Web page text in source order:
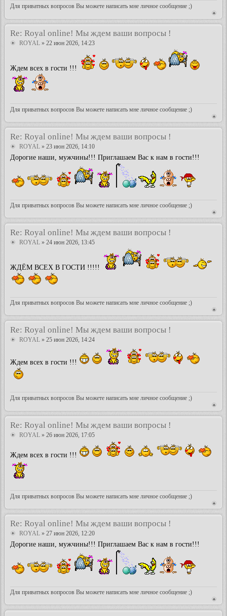
Для приватных вопросов Вы можете написать мне личное сообщение ;)
Re: Royal online! Мы ждем ваши вопросы !
ROYAL » 22 июн 2026, 14:23
Ждем всех в гости !!!
Для приватных вопросов Вы можете написать мне личное сообщение ;)
Re: Royal online! Мы ждем ваши вопросы !
ROYAL » 23 июн 2026, 14:10
Дорогие наши, мужчины!!! Приглашаем Вас к нам в гости!!!
Для приватных вопросов Вы можете написать мне личное сообщение ;)
Re: Royal online! Мы ждем ваши вопросы !
ROYAL » 24 июн 2026, 13:45
ЖДЁМ ВСЕХ В ГОСТИ !!!!!
Для приватных вопросов Вы можете написать мне личное сообщение ;)
Re: Royal online! Мы ждем ваши вопросы !
ROYAL » 25 июн 2026, 14:24
Ждем всех в гости !!!
Для приватных вопросов Вы можете написать мне личное сообщение ;)
Re: Royal online! Мы ждем ваши вопросы !
ROYAL » 26 июн 2026, 17:05
Ждем всех в гости !!!
Для приватных вопросов Вы можете написать мне личное сообщение ;)
Re: Royal online! Мы ждем ваши вопросы !
ROYAL » 27 июн 2026, 12:20
Дорогие наши, мужчины!!! Приглашаем Вас к нам в гости!!!
Для приватных вопросов Вы можете написать мне личное сообщение ;)